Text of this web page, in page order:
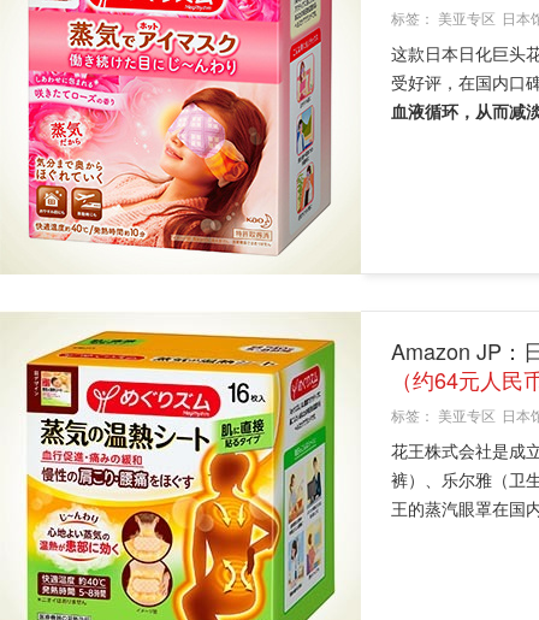
标签： 美亚专区 日本
这款日本日化巨头
受好评，在国内口
血液循环，从而减
Amazon JP：
（约64元人民
标签： 美亚专区 日本
花王株式会社是成
裤）、乐尔雅（卫
王的蒸汽眼罩在国